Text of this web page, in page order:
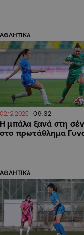
ΑΘΛΗΤΙΚΑ
02.12.2025 09:32
Η μπάλα ξανά στη
στο πρωτάθλημα
ΑΘΛΗΤΙΚΑ